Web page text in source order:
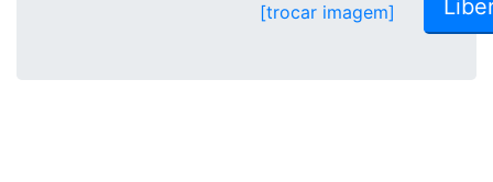
[trocar imagem]